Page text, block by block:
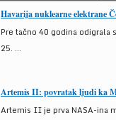
Havarija nuklearne elektrane
Pre tačno 40 godina odigrala
25. ...
Artemis II: povratak ljudi ka
Artemis II je prva NASA-ina